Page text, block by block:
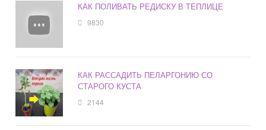
КАК ПОЛИВАТЬ РЕДИСКУ В ТЕПЛИЦЕ
9830
КАК РАССАДИТЬ ПЕЛАРГОНИЮ СО
СТАРОГО КУСТА
2144